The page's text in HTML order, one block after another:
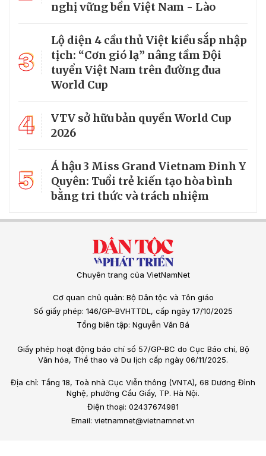
nghị vững bền Việt Nam - Lào
3
Lộ diện 4 cầu thủ Việt kiều sắp nhập
tịch: “Cơn gió lạ” nâng tầm Đội
tuyển Việt Nam trên đường đua
World Cup
4
VTV sở hữu bản quyền World Cup
2026
5
Á hậu 3 Miss Grand Vietnam Đinh Y
Quyên: Tuổi trẻ kiến tạo hòa bình
bằng tri thức và trách nhiệm
Chuyên trang của VietNamNet
Cơ quan chủ quản: Bộ Dân tộc và Tôn giáo
Số giấy phép: 146/GP-BVHTTDL, cấp ngày 17/10/2025
Tổng biên tập: Nguyễn Văn Bá
Giấy phép hoạt động báo chí số 57/GP-BC do Cục Báo chí, Bộ
Văn hóa, Thể thao và Du lịch cấp ngày 06/11/2025.
Địa chỉ: Tầng 18, Toà nhà Cục Viễn thông (VNTA), 68 Dương Đình
Nghệ, phường Cầu Giấy, TP. Hà Nội.
Điện thoại: 02437674981
Email: vietnamnet@vietnamnet.vn